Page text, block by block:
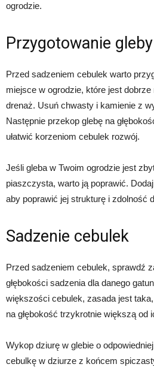
ogrodzie.
Przygotowanie gleby
Przed sadzeniem cebulek warto
miejsce w ogrodzie, które jest dobrze
drenaż. Usuń chwasty i kamienie z
Następnie przekop glebę na
ułatwić korzeniom cebulek rozwój.
Jeśli gleba w Twoim ogrodzie jest
piaszczysta, warto ją poprawić.
aby poprawić jej strukturę i zdolność
Sadzenie cebulek
Przed sadzeniem cebulek, sprawdź
głębokości sadzenia dla danego
większości cebulek, zasada jest
na głębokość trzykrotnie większą od
Wykop dziurę w glebie o
cebulkę w dziurze z końcem